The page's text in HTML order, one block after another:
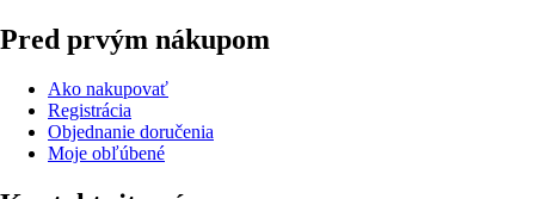
Pred prvým nákupom
Ako nakupovať
Registrácia
Objednanie doručenia
Moje obľúbené